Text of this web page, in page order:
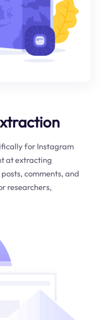
for Instagram
at extracting
comments, and
researchers,